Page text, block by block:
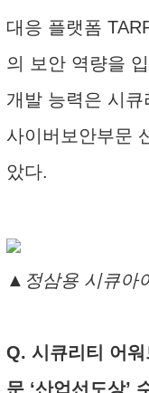
대응 플랫폼
의 보안 역량을
개발 능력은 시
사이버보안부문
았다.
▲정삼용 시큐아
Q. 시큐리티 어
문 ‘산업선도상’